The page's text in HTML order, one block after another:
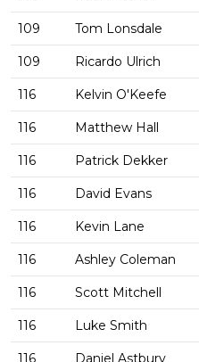
109 Tom Lonsdale
109 Ricardo Ulrich
116 Kelvin O'Keefe
116 Matthew Hall
116 Patrick Dekker
116 David Evans
116 Kevin Lane
116 Ashley Coleman
116 Scott Mitchell
116 Luke Smith
116 Daniel Astbury